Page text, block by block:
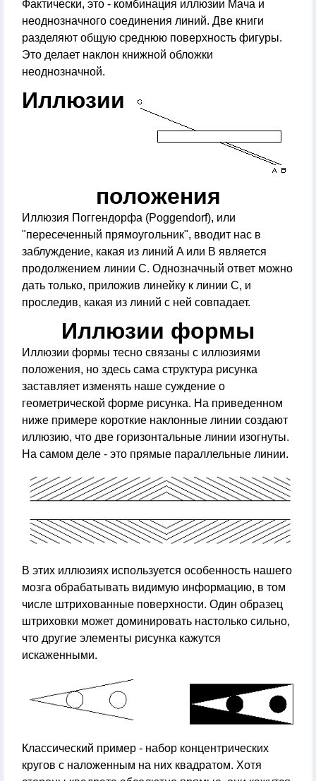
Фактически, это - комбинация иллюзии Мача и
неоднозначного соединения линий. Две книги
разделяют общую среднюю поверхность фигуры.
Это делает наклон книжной обложки
неоднозначной.
Иллюзии
положения
Иллюзия Поггендорфа (Poggendorf), или
"пересеченный прямоугольник", вводит нас в
заблуждение, какая из линий A или B является
продолжением линии C. Однозначный ответ можно
дать только, приложив линейку к линии C, и
проследив, какая из линий с ней совпадает.
Иллюзии формы
Иллюзии формы тесно связаны с иллюзиями
положения, но здесь сама структура рисунка
заставляет изменять наше суждение о
геометрической форме рисунка. На приведенном
ниже примере короткие наклонные линии создают
иллюзию, что две горизонтальные линии изогнуты.
На самом деле - это прямые параллельные линии.
В этих иллюзиях используется особенность нашего
мозга обрабатывать видимую информацию, в том
числе штрихованные поверхности. Один образец
штриховки может доминировать настолько сильно,
что другие элементы рисунка кажутся
искаженными.
Классический пример - набор концентрических
кругов с наложенным на них квадратом. Хотя